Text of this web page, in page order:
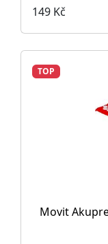
149 Kč
TOP
Movit